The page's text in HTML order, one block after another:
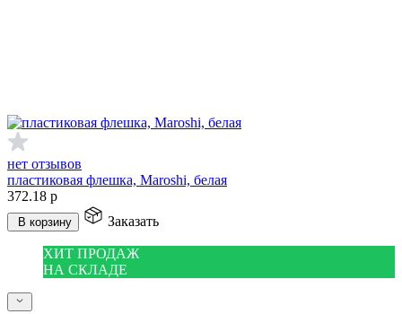
нет отзывов
пластиковая флешка, Maroshi, белая
372.18 р
В корзину Заказать
ХИТ ПРОДАЖ
НА СКЛАДЕ